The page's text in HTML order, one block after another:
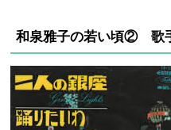
和泉雅子の若い頃② 歌